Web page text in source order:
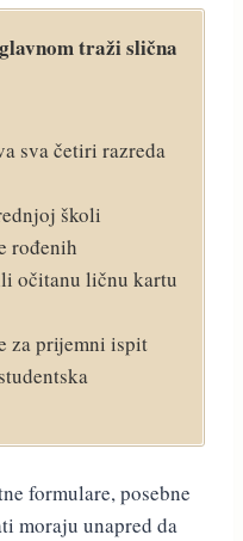
traži slična
sva četiri razreda
školi
rođenih
očitanu ličnu kartu
za prijemni ispit
formulare, posebne
moraju unapred da